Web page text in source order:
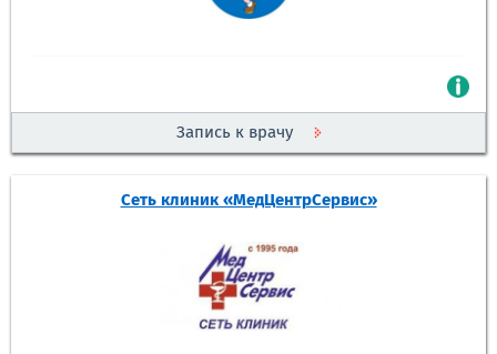
Запись к врачу
Сеть клиник «МедЦентрСервис»